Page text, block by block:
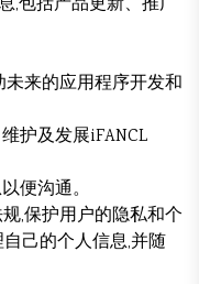
,包括产品更新、推广
未来的应用程序开发和
护及发展iFANCL
便沟通。
,保护用户的隐私和个
己的个人信息,并随